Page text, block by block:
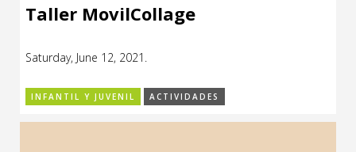
Taller MovilCollage
Saturday, June 12, 2021.
INFANTIL Y JUVENIL ACTIVIDADES